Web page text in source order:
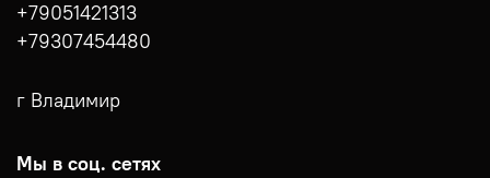
+79051421313
+79307454480
г Владимир
Мы в соц. сетях